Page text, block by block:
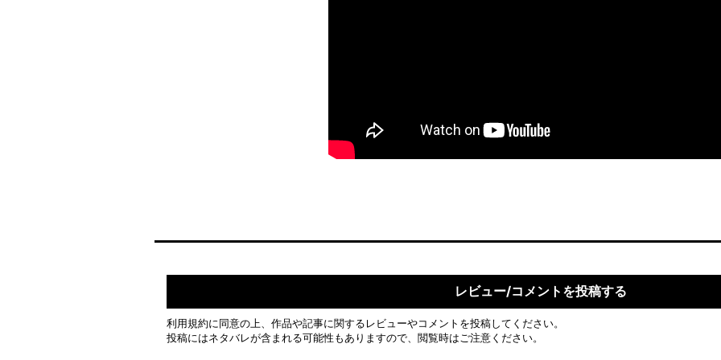
レビュー/コメントを投稿する
利用規約に同意の上、作品や記事に関するレビューやコメントを投稿してください。
投稿にはネタバレが含まれる可能性もありますので、閲覧時はご注意ください。